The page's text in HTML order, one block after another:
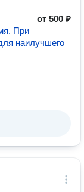
от 500 ₽
При
наилучшего